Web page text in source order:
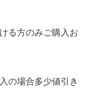
る方のみご購入お
の場合多少値引き